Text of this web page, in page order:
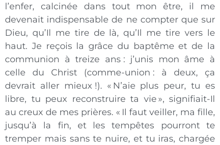
l’enfer, calcinée dans tout mon être, il me
devenait indispensable de ne compter que sur
Dieu, qu’Il me tire de là, qu’Il me tire vers le
haut. Je reçois la grâce du baptême et de la
communion à treize ans : j’unis mon âme à
celle du Christ (comme-union : à deux, ça
devrait aller mieux !). « N’aie plus peur, tu es
libre, tu peux reconstruire ta vie », signifiait-Il
au creux de mes prières. « Il faut veiller, ma fille,
jusqu’à la fin, et les tempêtes pourront te
tremper mais sans te nuire, et tu iras, chargée